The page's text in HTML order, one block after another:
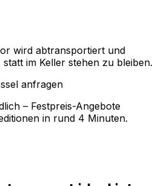
wird abtransportiert und
im Keller stehen zu bleiben.
anfragen
– Festpreis-Angebote
in rund 4 Minuten.